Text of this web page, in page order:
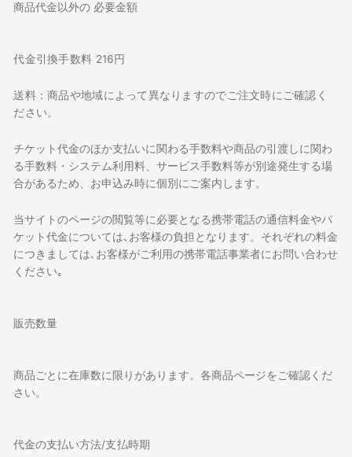
商品代金以外の 必要金額
代金引換手数料 216円
送料：商品や地域によって異なりますのでご注文時にご確認く
ださい。
チケット代金のほか支払いに関わる手数料や商品の引渡しに関わ
る手数料・システム利用料、サービス手数料等が別途発生する場
合があるため、お申込み時に個別にご案内します。
当サイトのページの閲覧等に必要となる携帯電話の通信料金やパ
ケット代金については､お客様の負担となります。 それぞれの料金
につきましては､お客様がご利用の携帯電話事業者にお問い合わせ
ください｡
販売数量
商品ごとに在庫数に限りがあります。各商品ページをご確認くだ
さい。
代金の支払い方法/支払時期